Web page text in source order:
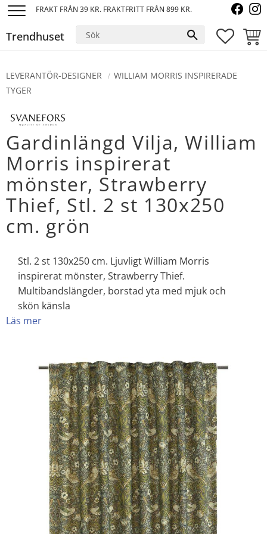
FRAKT FRÅN 39 KR. FRAKTFRITT FRÅN 899 KR.
Trendhuset
LEVERANTÖR-DESIGNER
WILLIAM MORRIS INSPIRERADE
TYGER
Gardinlängd Vilja, William
Morris inspirerat
mönster, Strawberry
Thief, Stl. 2 st 130x250
cm. grön
Stl. 2 st 130x250 cm. Ljuvligt William Morris
inspirerat mönster, Strawberry Thief.
Multibandslängder, borstad yta med mjuk och
skön känsla
Läs mer